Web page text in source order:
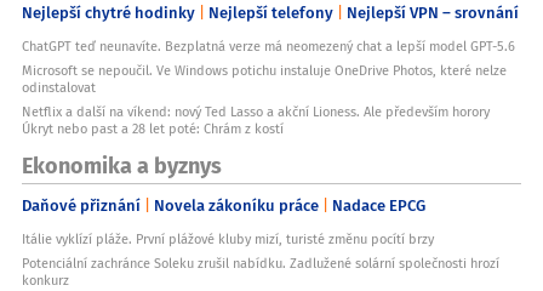
Nejlepší chytré hodinky Nejlepší telefony Nejlepší VPN – srovnání
ChatGPT teď neunavíte. Bezplatná verze má neomezený chat a lepší model GPT-5.6
Microsoft se nepoučil. Ve Windows potichu instaluje OneDrive Photos, které nelze
odinstalovat
Netflix a další na víkend: nový Ted Lasso a akční Lioness. Ale především horory
Úkryt nebo past a 28 let poté: Chrám z kostí
Ekonomika a byznys
Daňové přiznání Novela zákoníku práce Nadace EPCG
Itálie vyklízí pláže. První plážové kluby mizí, turisté změnu pocítí brzy
Potenciální zachránce Soleku zrušil nabídku. Zadlužené solární společnosti hrozí
konkurz